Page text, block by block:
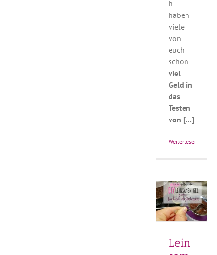
h
haben
viele
von
euch
schon
viel
Geld in
das
Testen
von […]
Weiterlesen
Lein